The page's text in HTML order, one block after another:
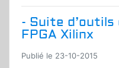
- Suite
FPGA Xilinx
Publié le 23-10-2015